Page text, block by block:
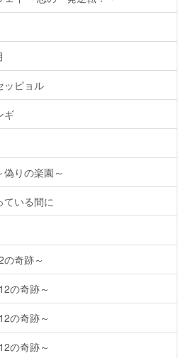
ッピョル
ギ
りの楽園～
ている間に
奇跡～
の奇跡～
の奇跡～
の奇跡～